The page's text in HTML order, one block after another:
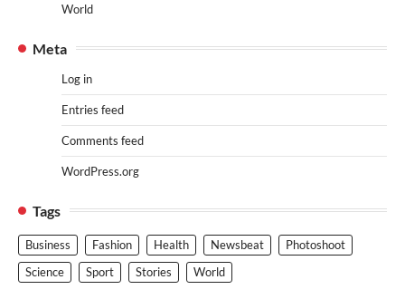
World
Meta
Log in
Entries feed
Comments feed
WordPress.org
Tags
Business Fashion Health Newsbeat
Photoshoot
Science
Sport Stories World